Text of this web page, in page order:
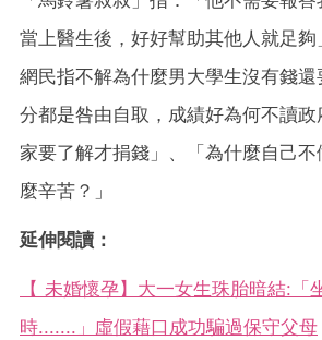
當上醫生後，好好幫助其他人就足
網民指不解為什麼男大學生沒有錢
分都是咎由自取，成績好為何不讀
家要了解才捐錢」、「為什麼自己
麼辛苦？」
延伸閱讀：
【 未婚懷孕】大一女生珠胎暗結:「
時.......」虛假藉口成功騙過保守父母